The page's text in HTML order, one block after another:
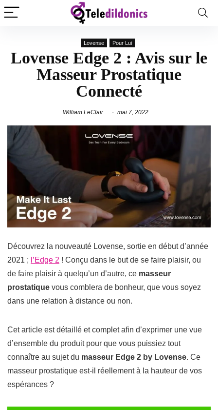
Lovense Pour Lui
Lovense Edge 2 : Avis sur le
Masseur Prostatique
Connecté
William LeClair mai 7, 2022
Découvrez la nouveauté Lovense, sortie en début d’année
2021 ; l’Edge 2 ! Conçu dans le but de se faire plaisir, ou
de faire plaisir à quelqu’un d’autre, ce masseur
prostatique vous comblera de bonheur, que vous soyez
dans une relation à distance ou non.
Cet article est détaillé et complet afin d’exprimer une vue
d’ensemble du produit pour que vous puissiez tout
connaître au sujet du masseur Edge 2 by Lovense. Ce
masseur prostatique est-il réellement à la hauteur de vos
espérances ?